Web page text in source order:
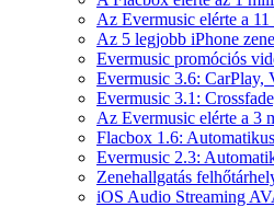
Az Evermusic elérte a
Az 5 legjobb iPhone
Evermusic promóciós
Evermusic 3.6: CarPlay,
Evermusic 3.1:
Az Evermusic elérte a 3
Flacbox 1.6:
Evermusic 2.3:
Zenehallgatás
iOS Audio Streaming